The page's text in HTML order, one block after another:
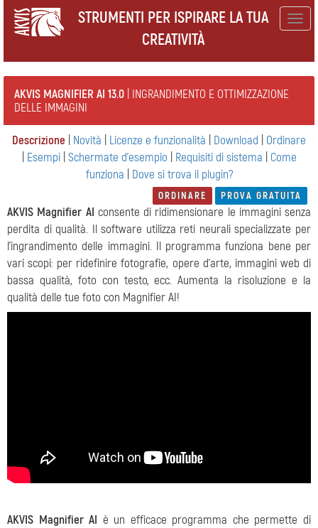
STRUMENTI PER ISPIRARE LA TUA
CREATIVITÀ
AKVIS MAGNIFIER AI 13.0 | INGRANDIMENTO E OTTIMIZZAZIONE
DELLE IMMAGINI
Descrizione Novità Licenze e funzionalità Download
Ordinare
Esempi| Schermate d'esempio Requisiti di sistema
Come
funziona
Dove si trova il plugin?
ORDINARE PROVA GRATUITA
AKVIS Magnifier AI consente di ridimensionare le immagini senza
perdita di qualità. Il software utilizza reti neurali specializzate per
l'ingrandimento delle immagini. Il programma funziona bene per
vari scopi: per ridefinire fotografie, opere d'arte, immagini web di
bassa qualità, foto con testo, ecc. Aumenta la risoluzione e la
qualità delle tue foto con Magnifier AI!
AKVIS Magnifier AI è un efficace programma che permette di